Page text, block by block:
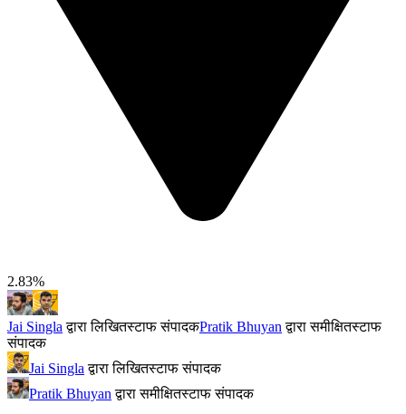
2.83%
Jai Singla द्वारा लिखितस्टाफ संपादकPratik Bhuyan द्वारा समीक्षितस्टाफ
संपादक
Jai Singla द्वारा लिखितस्टाफ संपादक
Pratik Bhuyan द्वारा समीक्षितस्टाफ संपादक